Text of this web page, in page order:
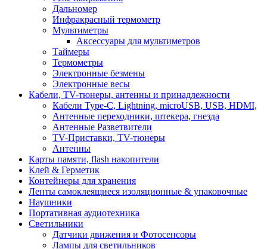
Дальномер
Инфракрасный термометр
Мультиметры
Аксессуары для мультиметров
Таймеры
Термометры
Электронные безмены
Электронные весы
Кабели, TV-тюнеры, антенны и принадлежности
Кабели Type-C, Lightning, microUSB, USB, HDMI,
Антенные переходники, штекера, гнезда
Антенные Разветвители
TV-Приставки, TV-тюнеры
Антенны
Карты памяти, flash накопители
Клей & Герметик
Контейнеры для хранения
Ленты самоклеящиеся изоляционные & упаковочные
Наушники
Портативная аудиотехника
Светильники
Датчики движения и Фотосенсоры
Лампы для светильников